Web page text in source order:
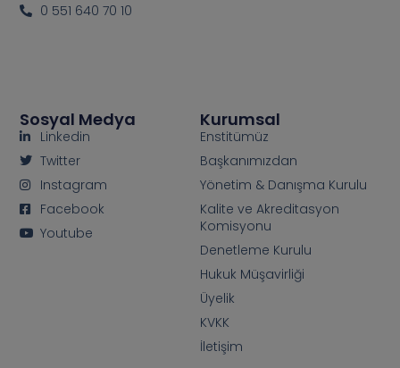
Kurumsal
Enstitümüz
Başkanımızdan
Yönetim & Danışma Kurulu
Kalite ve Akreditasyon
Komisyonu
Denetleme Kurulu
Hukuk Müşavirliği
Üyelik
KVKK
İletişim
Sosyal Medya
Linkedin
Twitter
Instagram
Facebook
Youtube
0 551 640 70 10